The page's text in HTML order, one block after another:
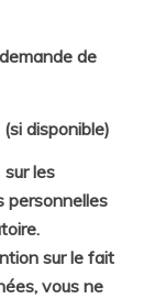
de
disponible)
les
personnelles
sur le fait
vous ne